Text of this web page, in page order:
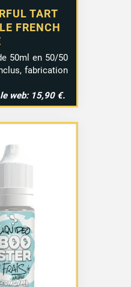
TART
FRENCH
50ml en 50/50
fabrication
web: 15,90 €.
:
€
€